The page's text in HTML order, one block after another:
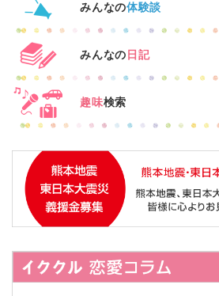
みんなの体験談
みんなの 日記
趣味検索